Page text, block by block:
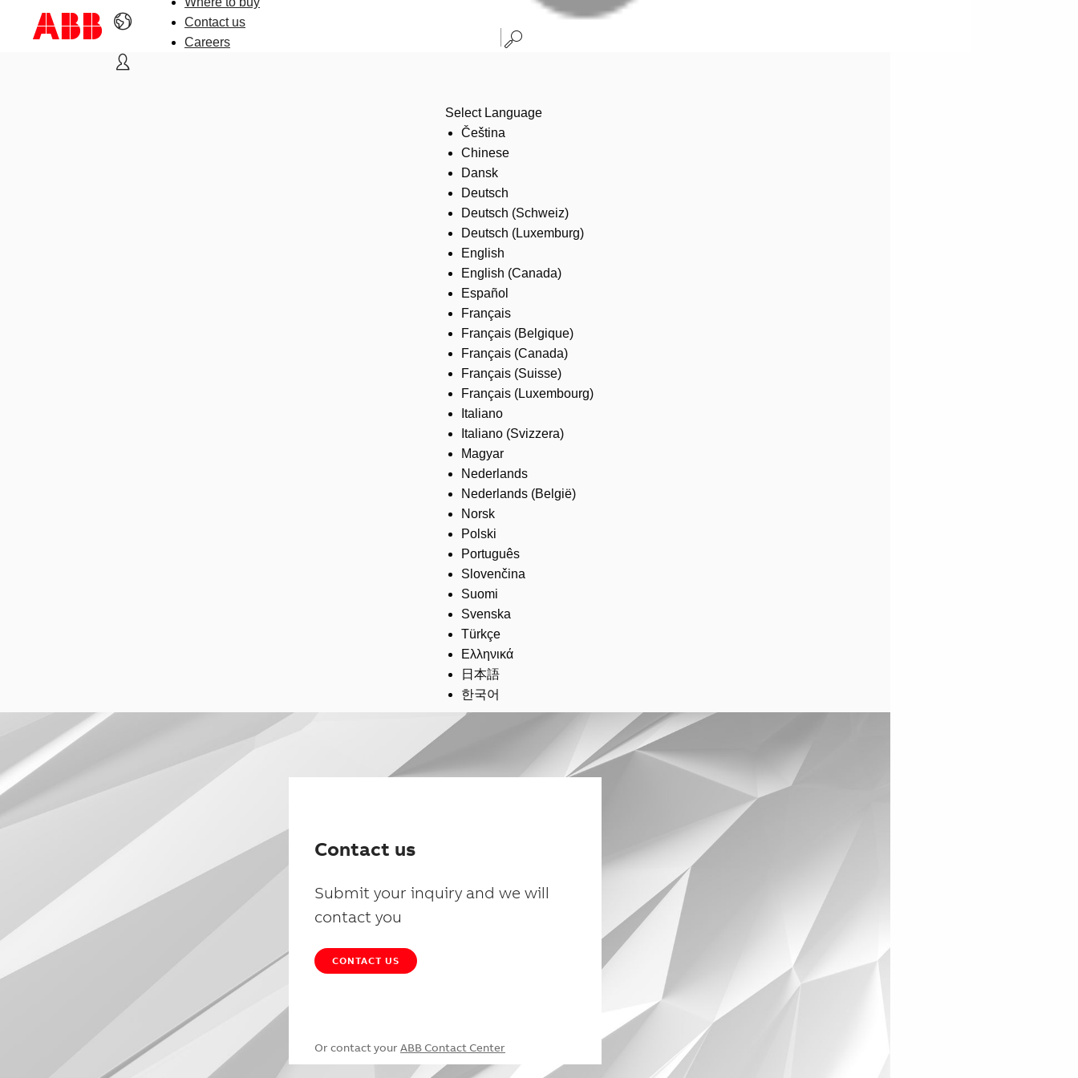
Contact us
Careers
Select Language
Čeština
Chinese
Dansk
Deutsch
Deutsch (Schweiz)
Deutsch (Luxemburg)
English
English (Canada)
Español
Français
Français (Belgique)
Français (Canada)
Français (Suisse)
Français (Luxembourg)
Italiano
Italiano (Svizzera)
Magyar
Nederlands
Nederlands (België)
Norsk
Polski
Português
Slovenčina
Suomi
Svenska
Türkçe
Ελληνικά
日本語
한국어
Contact us
Submit your inquiry and we will
contact you
CONTACT US
Or contact your ABB Contact Center